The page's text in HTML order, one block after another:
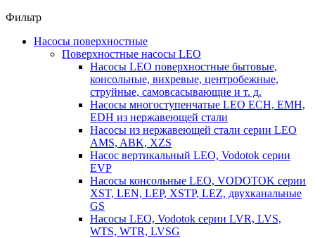
Фильтр
Насосы поверхностные
Поверхностные насосы LEO
Насосы LEO поверхностные бытовые,
консольные, вихревые, центробежные,
струйные, самовсасывающие и т. д.
Насосы многоступенчатые LEO ECH, EMH,
EDH из нержавеющей стали
Насосы из нержавеющей стали серии LEO
AMS, ABK, XZS
Насос вертикальный LEO, Vodotok серии
EVP
Насосы консольные LEO, VODOTOK серии
XST, LEN, LEP, XSTP, LEZ, двухканальные
GS
Насосы LEO, Vodotok серии LVR, LVS,
WTS, WTR, LVSG